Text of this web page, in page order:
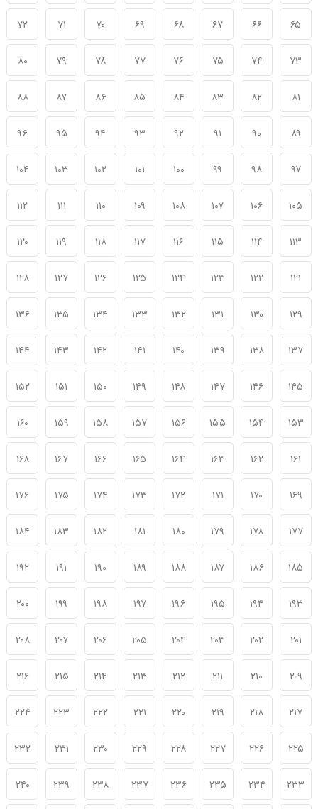
۶۵ ۶۶ ۶۷ ۶۸ ۶۹ ۷۰ ۷۱ ۷۲
۷۳ ۷۴ ۷۵ ۷۶ ۷۷ ۷۸ ۷۹ ۸۰
۸۱ ۸۲ ۸۳ ۸۴ ۸۵ ۸۶ ۸۷ ۸۸
۸۹ ۹۰ ۹۱ ۹۲ ۹۳ ۹۴ ۹۵ ۹۶
۹۷ ۹۸ ۹۹ ۱۰۰ ۱۰۱ ۱۰۲ ۱۰۳ ۱۰۴
۱۰۵ ۱۰۶ ۱۰۷ ۱۰۸ ۱۰۹ ۱۱۰ ۱۱۱ ۱۱۲
۱۱۳ ۱۱۴ ۱۱۵ ۱۱۶ ۱۱۷ ۱۱۸ ۱۱۹ ۱۲۰
۱۲۱ ۱۲۲ ۱۲۳ ۱۲۴ ۱۲۵ ۱۲۶ ۱۲۷ ۱۲۸
۱۲۹ ۱۳۰ ۱۳۱ ۱۳۲ ۱۳۳ ۱۳۴ ۱۳۵ ۱۳۶
۱۳۷ ۱۳۸ ۱۳۹ ۱۴۰ ۱۴۱ ۱۴۲ ۱۴۳ ۱۴۴
۱۴۵ ۱۴۶ ۱۴۷ ۱۴۸ ۱۴۹ ۱۵۰ ۱۵۱ ۱۵۲
۱۵۳ ۱۵۴ ۱۵۵ ۱۵۶ ۱۵۷ ۱۵۸ ۱۵۹ ۱۶۰
۱۶۱ ۱۶۲ ۱۶۳ ۱۶۴ ۱۶۵ ۱۶۶ ۱۶۷ ۱۶۸
۱۶۹ ۱۷۰ ۱۷۱ ۱۷۲ ۱۷۳ ۱۷۴ ۱۷۵ ۱۷۶
۱۷۷ ۱۷۸ ۱۷۹ ۱۸۰ ۱۸۱ ۱۸۲ ۱۸۳ ۱۸۴
۱۸۵ ۱۸۶ ۱۸۷ ۱۸۸ ۱۸۹ ۱۹۰ ۱۹۱ ۱۹۲
۱۹۳ ۱۹۴ ۱۹۵ ۱۹۶ ۱۹۷ ۱۹۸ ۱۹۹ ۲۰۰
۲۰۱ ۲۰۲ ۲۰۳ ۲۰۴ ۲۰۵ ۲۰۶ ۲۰۷ ۲۰۸
۲۰۹ ۲۱۰ ۲۱۱ ۲۱۲ ۲۱۳ ۲۱۴ ۲۱۵ ۲۱۶
۲۱۷ ۲۱۸ ۲۱۹ ۲۲۰ ۲۲۱ ۲۲۲ ۲۲۳ ۲۲۴
۲۲۵ ۲۲۶ ۲۲۷ ۲۲۸ ۲۲۹ ۲۳۰ ۲۳۱ ۲۳۲
۲۳۳ ۲۳۴ ۲۳۵ ۲۳۶ ۲۳۷ ۲۳۸ ۲۳۹ ۲۴۰